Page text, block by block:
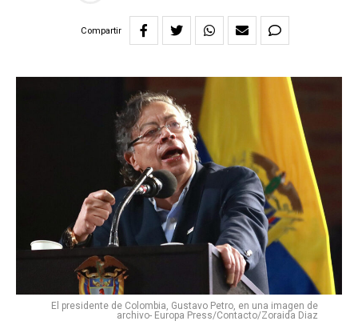
Compartir
El presidente de Colombia, Gustavo Petro, en una imagen de
archivo- Europa Press/Contacto/Zoraida Diaz